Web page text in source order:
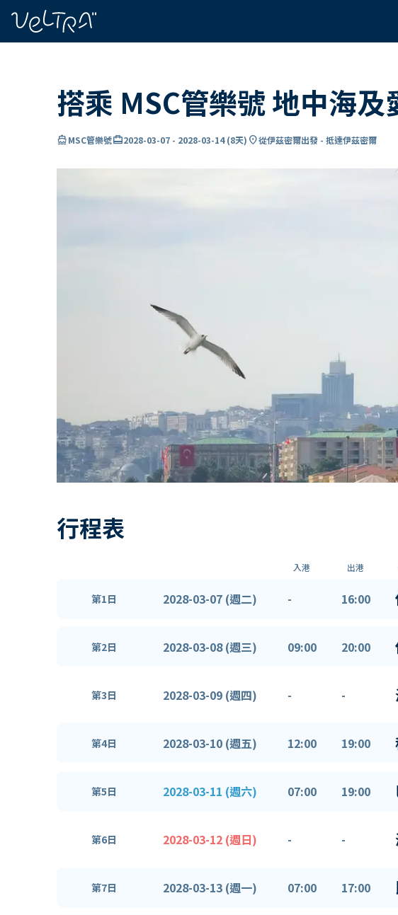
搭乘 MSC管樂號 地中海
directions_boatMSC管樂號card_travel2028-03-07 - 2028-03-14(8天) location_on從伊茲密爾出發 - 抵達伊茲密爾
行程表
入港 出港
第1日 2028-03-07 (週二) - 16:00
第2日 2028-03-08 (週三) 09:00 20:00
第3日 2028-03-09 (週四) - -
第4日 2028-03-10 (週五) 12:00 19:00
第5日 2028-03-11 (週六) 07:00 19:00
第6日 2028-03-12 (週日) - -
第7日 2028-03-13 (週一) 07:00 17:00